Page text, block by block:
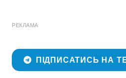
РЕКЛАМА
ПІДПИСАТИСЬ НА